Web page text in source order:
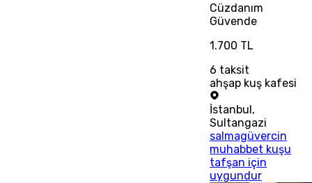
Cüzdanım
Güvende
1.700 TL
6 taksit
ahşap kuş kafesi
İstanbul,
Sultangazi
salmagüvercin
muhabbet kuşu
tafşan için
uygundur